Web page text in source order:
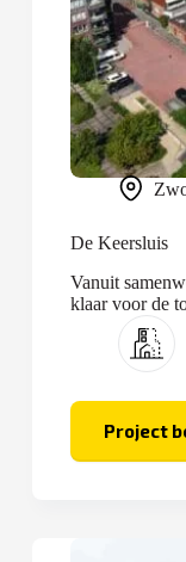
De Keersluis
Vanuit
klaar voor de
optopping en
Project